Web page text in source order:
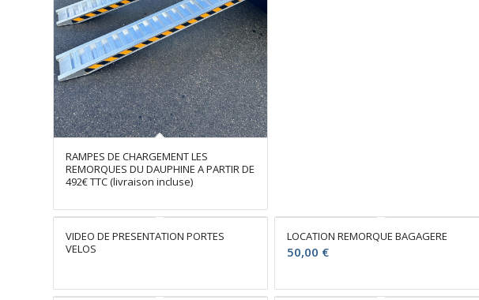
RAMPES DE CHARGEMENT LES
REMORQUES DU DAUPHINE A PARTIR DE
492€ TTC (livraison incluse)
VIDEO DE PRESENTATION PORTES
VELOS
LOCATION REMORQUE BAGAGERE
50,00 €